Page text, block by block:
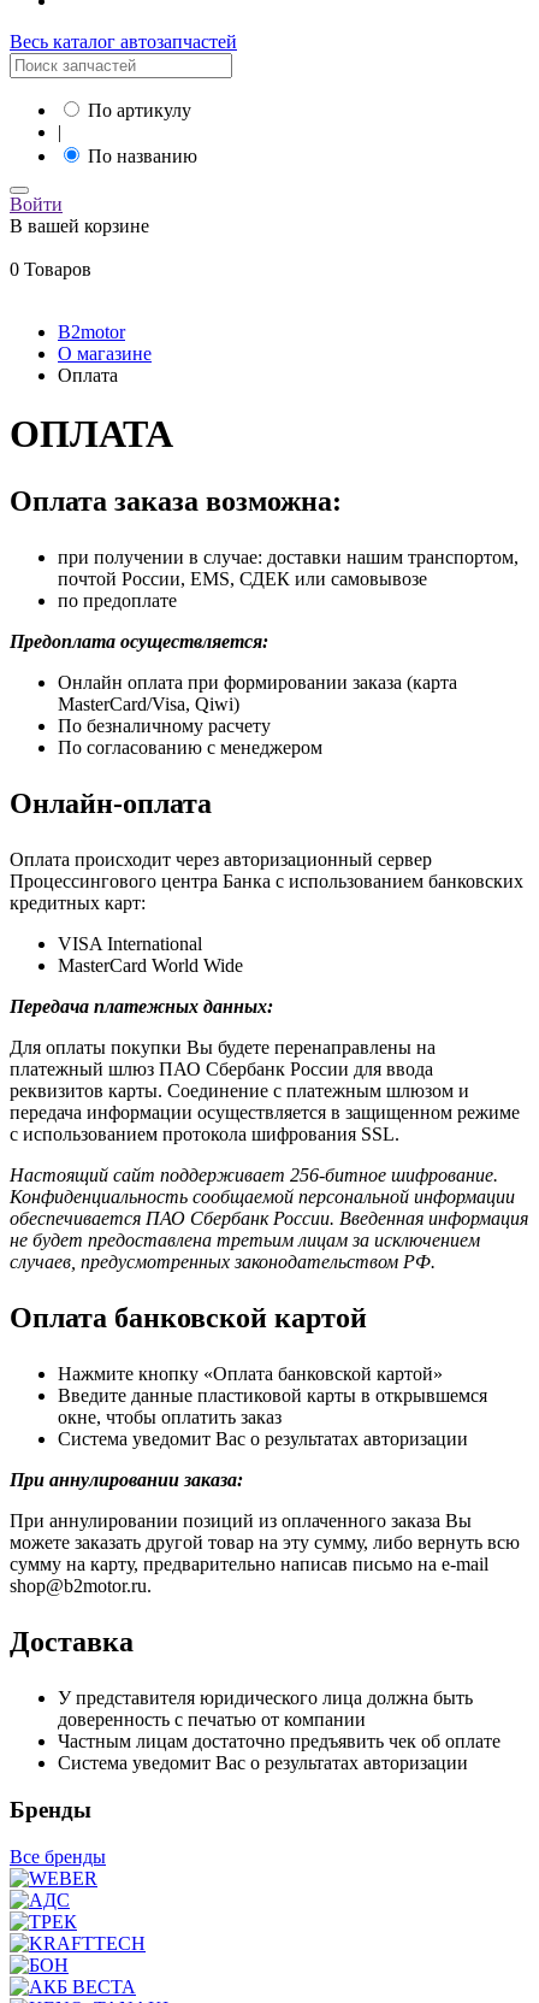
Весь каталог автозапчастей
По артикулу
|
По названию
Войти
В вашей корзине
0 Товаров
B2motor
О магазине
Оплата
ОПЛАТА
Оплата заказа возможна:
при получении в случае: доставки нашим транспортом,
почтой России, EMS, СДЕК или самовывозе
по предоплате
Предоплата осуществляется:
Онлайн оплата при формировании заказа (карта
MasterCard/Visa, Qiwi)
По безналичному расчету
По согласованию с менеджером
Онлайн-оплата
Оплата происходит через авторизационный сервер
Процессингового центра Банка с использованием банковских
кредитных карт:
VISA International
MasterCard World Wide
Передача платежных данных:
Для оплаты покупки Вы будете перенаправлены на
платежный шлюз ПАО Сбербанк России для ввода
реквизитов карты. Соединение с платежным шлюзом и
передача информации осуществляется в защищенном режиме
с использованием протокола шифрования SSL.
Настоящий сайт поддерживает 256-битное шифрование.
Конфиденциальность сообщаемой персональной информации
обеспечивается ПАО Сбербанк России. Введенная информация
не будет предоставлена третьим лицам за исключением
случаев, предусмотренных законодательством РФ.
Оплата банковской картой
Нажмите кнопку «Оплата банковской картой»
Введите данные пластиковой карты в открывшемся
окне, чтобы оплатить заказ
Система уведомит Вас о результатах авторизации
При аннулировании заказа:
При аннулировании позиций из оплаченного заказа Вы
можете заказать другой товар на эту сумму, либо вернуть всю
сумму на карту, предварительно написав письмо на e-mail
shop@b2motor.ru.
Доставка
У представителя юридического лица должна быть
доверенность с печатью от компании
Частным лицам достаточно предъявить чек об оплате
Система уведомит Вас о результатах авторизации
Бренды
Все бренды